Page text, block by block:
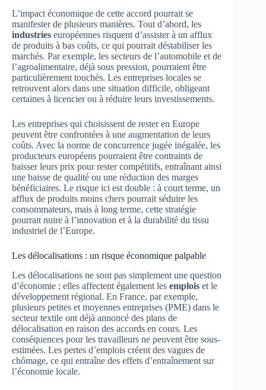
L’impact économique de cette accord pourrait se
manifester de plusieurs manières. Tout d’abord, les
industries européennes risquent d’assister à un afflux
de produits à bas coûts, ce qui pourrait déstabiliser les
marchés. Par exemple, les secteurs de l’automobile et de
l’agroalimentaire, déjà sous pression, pourraient être
particulièrement touchés. Les entreprises locales se
retrouvent alors dans une situation difficile, obligeant
certaines à licencier ou à réduire leurs investissements.
Les entreprises qui choisissent de rester en Europe
peuvent être confrontées à une augmentation de leurs
coûts. Avec la norme de concurrence jugée inégalée, les
producteurs européens pourraient être contraints de
baisser leurs prix pour rester compétitifs, entraînant ainsi
une baisse de qualité ou une réduction des marges
bénéficiaires. Le risque ici est double : à court terme, un
afflux de produits moins chers pourrait séduire les
consommateurs, mais à long terme, cette stratégie
pourrait nuire à l’innovation et à la durabilité du tissu
industriel de l’Europe.
Les délocalisations : un risque économique palpable
Les délocalisations ne sont pas simplement une question
d’économie ; elles affectent également les emplois et le
développement régional. En France, par exemple,
plusieurs petites et moyennes entreprises (PME) dans le
secteur textile ont déjà annoncé des plans de
délocalisation en raison des accords en cours. Les
conséquences pour les travailleurs ne peuvent être sous-
estimées. Les pertes d’emplois créent des vagues de
chômage, ce qui entraîne des effets d’entraînement sur
l’économie locale.